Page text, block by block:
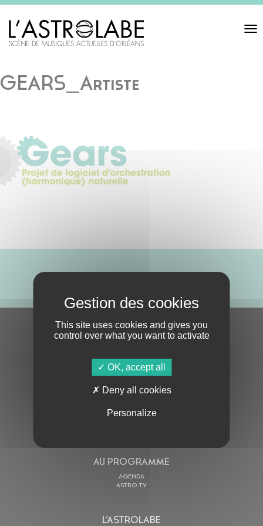
Toggle
GEARS_Artiste
S'ABONNER À LA NEWSLETTER
AU PROGRAMME
AGENDA
ASTRO TV
L’ASTROLABE
This site uses cookies and gives you
control over what you want to activate
OK, accept all
Deny all cookies
Personalize